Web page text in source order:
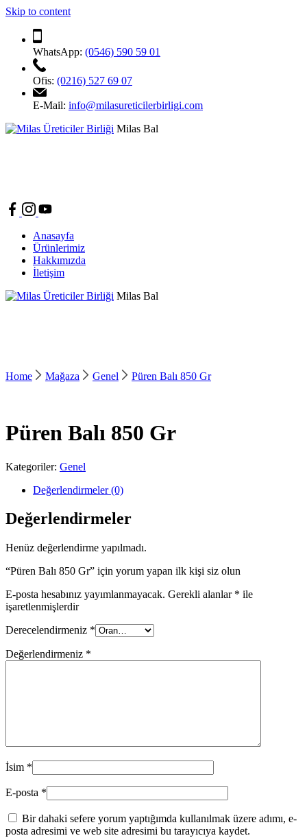
Skip to content
WhatsApp: (0546) 590 59 01
Ofis: (0216) 527 69 07
E-Mail: info@milasureticilerbirligi.com
Milas Bal
Anasayfa
Ürünlerimiz
Hakkımızda
İletişim
Milas Bal
Home Mağaza Genel Püren Balı 850 Gr
Püren Balı 850 Gr
Kategoriler: Genel
Değerlendirmeler (0)
Değerlendirmeler
Henüz değerlendirme yapılmadı.
“Püren Balı 850 Gr” için yorum yapan ilk kişi siz olun
E-posta hesabınız yayımlanmayacak. Gerekli alanlar * ile
işaretlenmişlerdir
Derecelendirmeniz *
Değerlendirmeniz *
İsim *
E-posta *
Bir dahaki sefere yorum yaptığımda kullanılmak üzere adımı, e-
posta adresimi ve web site adresimi bu tarayıcıya kaydet.